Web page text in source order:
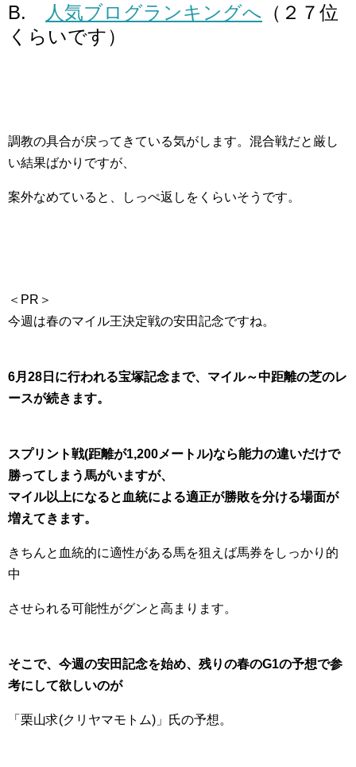
B. 人気ブログランキングへ （２７位
くらいです）
調教の具合が戻ってきている気がします。混合戦だと厳し
い結果ばかりですが、
案外なめていると、しっぺ返しをくらいそうです。
＜PR＞
今週は春のマイル王決定戦の安田記念ですね。
6月28日に行われる宝塚記念まで、マイル～中距離の芝のレ
ースが続きます。
スプリント戦(距離が1,200メートル)なら能力の違いだけで
勝ってしまう馬がいますが、
マイル以上になると血統による適正が勝敗を分ける場面が
増えてきます。
きちんと血統的に適性がある馬を狙えば馬券をしっかり的
中
させられる可能性がグンと高まります。
そこで、今週の安田記念を始め、残りの春のG1の予想で参
考にして欲しいのが
「栗山求(クリヤマモトム)」氏の予想。